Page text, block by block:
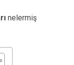
nelermiş